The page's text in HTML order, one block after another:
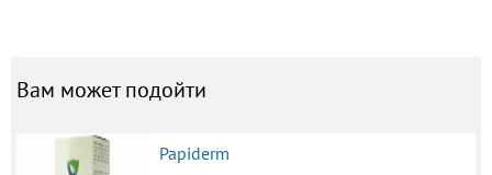
Вам может подойти
Papiderm